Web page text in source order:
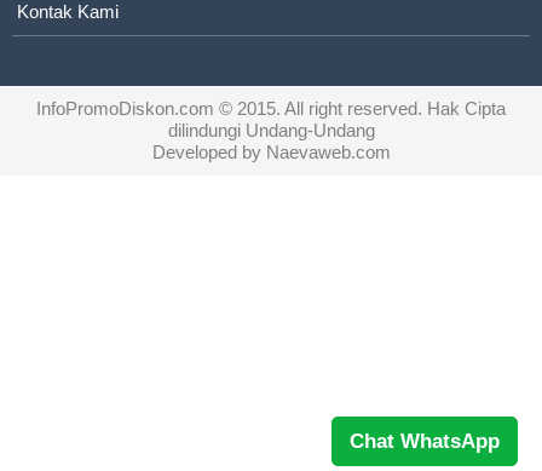
Chat WhatsApp
Kontak Kami
InfoPromoDiskon.com © 2015. All right reserved. Hak Cipta
dilindungi Undang-Undang
Developed by Naevaweb.com